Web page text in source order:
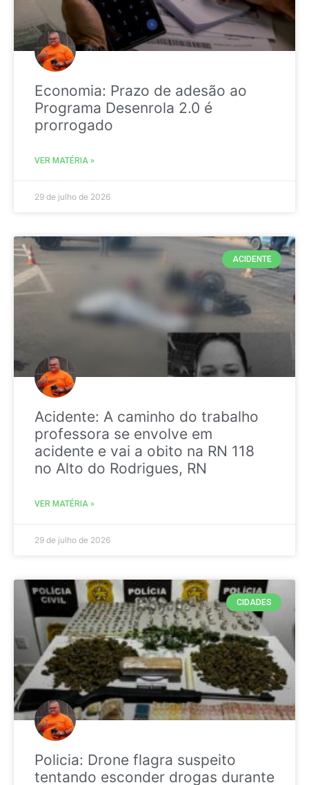
Economia: Prazo de adesão ao
Programa Desenrola 2.0 é
prorrogado
VER MATÉRIA »
29 de julho de 2026
ACIDENTE
Acidente: A caminho do trabalho
professora se envolve em
acidente e vai a obito na RN 118
no Alto do Rodrigues, RN
VER MATÉRIA »
29 de julho de 2026
CIDADES
Policia: Drone flagra suspeito
tentando esconder drogas durante